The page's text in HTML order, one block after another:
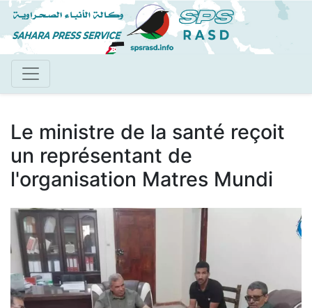
Aller
au
contenu
Le ministre de la santé reçoit
un représentant de
l'organisation Matres Mundi